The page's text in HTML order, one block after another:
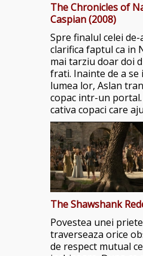
The Chronicles of
Caspian (2008)
Spre finalul celei
clarifica faptul ca in
mai tarziu doar doi
frati. Inainte de a se
lumea lor, Aslan
copac intr-un portal.
cativa copaci care
The Shawshank
Povestea unei
traverseaza orice
de respect mutual